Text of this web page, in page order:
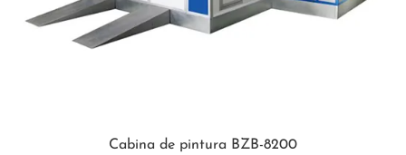
Cabina de pintura BZB-8200